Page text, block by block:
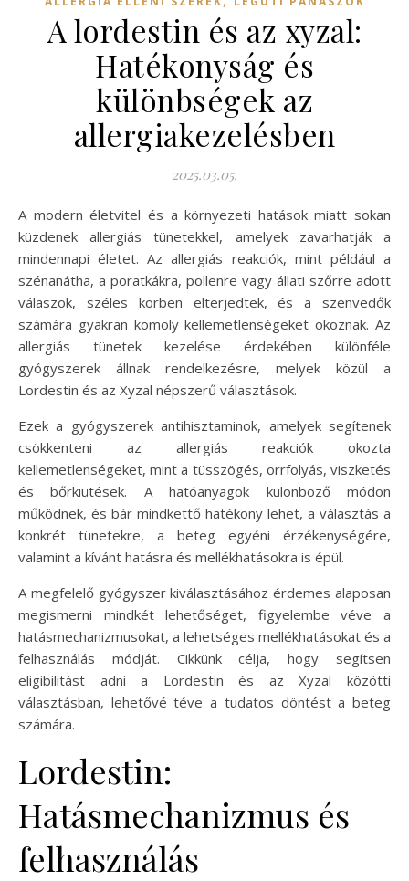
A lordestin és az xyzal:
Hatékonyság és
különbségek az
allergiakezelésben
2025.03.05.
A modern életvitel és a környezeti hatások miatt sokan
küzdenek allergiás tünetekkel, amelyek zavarhatják a
mindennapi életet. Az allergiás reakciók, mint például a
szénanátha, a poratkákra, pollenre vagy állati szőrre adott
válaszok, széles körben elterjedtek, és a szenvedők
számára gyakran komoly kellemetlenségeket okoznak. Az
allergiás tünetek kezelése érdekében különféle
gyógyszerek állnak rendelkezésre, melyek közül a
Lordestin és az Xyzal népszerű választások.
Ezek a gyógyszerek antihisztaminok, amelyek segítenek
csökkenteni az allergiás reakciók okozta
kellemetlenségeket, mint a tüsszögés, orrfolyás, viszketés
és bőrkiütések. A hatóanyagok különböző módon
működnek, és bár mindkettő hatékony lehet, a választás a
konkrét tünetekre, a beteg egyéni érzékenységére,
valamint a kívánt hatásra és mellékhatásokra is épül.
A megfelelő gyógyszer kiválasztásához érdemes alaposan
megismerni mindkét lehetőséget, figyelembe véve a
hatásmechanizmusokat, a lehetséges mellékhatásokat és a
felhasználás módját. Cikkünk célja, hogy segítsen
eligibilitást adni a Lordestin és az Xyzal közötti
választásban, lehetővé téve a tudatos döntést a beteg
számára.
Lordestin:
Hatásmechanizmus és
felhasználás